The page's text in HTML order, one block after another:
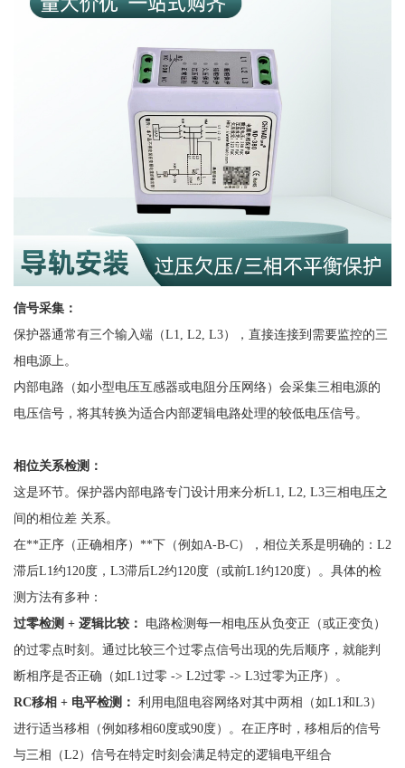
信号采集：
保护器通常有三个输入端（L1, L2, L3），直接连接到需要监控的三
相电源上。
内部电路（如小型电压互感器或电阻分压网络）会采集三相电源的
电压信号，将其转换为适合内部逻辑电路处理的较低电压信号。
相位关系检测：
这是环节。保护器内部电路专门设计用来分析L1, L2, L3三相电压之
间的相位差 关系。
在**正序（正确相序）**下（例如A-B-C），相位关系是明确的：L2
滞后L1约120度，L3滞后L2约120度（或前L1约120度）。具体的检
测方法有多种：
过零检测 + 逻辑比较：
电路检测每一相电压从负变正（或正变负）
的过零点时刻。通过比较三个过零点信号出现的先后顺序，就能判
断相序是否正确（如L1过零 -> L2过零 -> L3过零为正序）。
RC移相 + 电平检测： 利用电阻电容网络对其中两相（如L1和L3）
进行适当移相（例如移相60度或90度）。在正序时，移相后的信号
与三相（L2）信号在特定时刻会满足特定的逻辑电平组合